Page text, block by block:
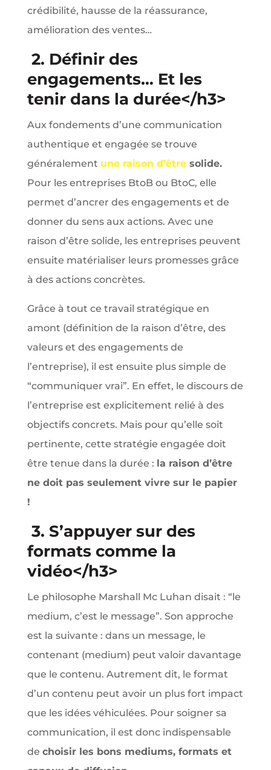
crédibilité, hausse de la réassurance,
amélioration des ventes…
2. Définir des
engagements… Et les
tenir dans la durée</h3>
Aux fondements d’une communication
authentique et engagée se trouve
généralement une raison d’êtresolide.
Pour les entreprises BtoB ou BtoC, elle
permet d’ancrer des engagements et de
donner du sens aux actions. Avec une
raison d’être solide, les entreprises peuvent
ensuite matérialiser leurs promesses grâce
à des actions concrètes.
Grâce à tout ce travail stratégique en
amont (définition de la raison d’être, des
valeurs et des engagements de
l’entreprise), il est ensuite plus simple de
“communiquer vrai”. En effet, le discours de
l’entreprise est explicitement relié à des
objectifs concrets. Mais pour qu’elle soit
pertinente, cette stratégie engagée doit
être tenue dans la durée : la raison d’être
ne doit pas seulement vivre sur le papier
!
3. S’appuyer sur des
formats comme la
vidéo</h3>
Le philosophe Marshall Mc Luhan disait : “le
medium, c’est le message”. Son approche
est la suivante : dans un message, le
contenant (medium) peut valoir davantage
que le contenu. Autrement dit, le format
d’un contenu peut avoir un plus fort impact
que les idées véhiculées. Pour soigner sa
communication, il est donc indispensable
de choisir les bons mediums, formats et